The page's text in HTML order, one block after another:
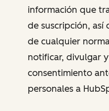
información que
de suscripción,
de cualquier
notificar, divulgar
consentimiento
personales a